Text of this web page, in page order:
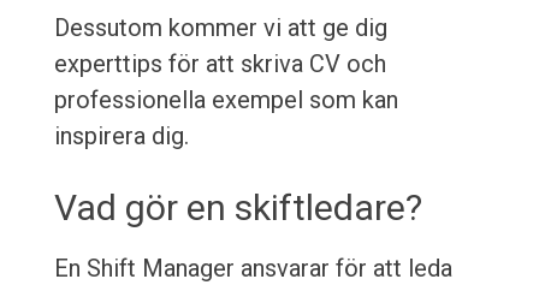
Dessutom kommer vi att ge dig
experttips för att skriva CV och
professionella exempel som kan
inspirera dig.
Vad gör en skiftledare?
En Shift Manager ansvarar för att leda